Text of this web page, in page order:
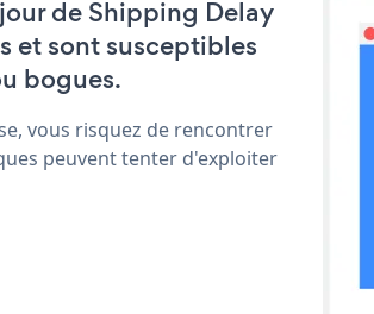
de Shipping Delay
et sont susceptibles
bogues.
vous risquez de rencontrer
peuvent tenter d'exploiter